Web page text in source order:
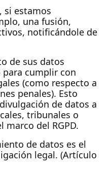
si estamos
una fusión,
notificándole de
de sus datos
para cumplir con
(como respecto a
penales). Esto
de datos a
tribunales o
marco del RGPD.
de datos es el
legal. (Artículo